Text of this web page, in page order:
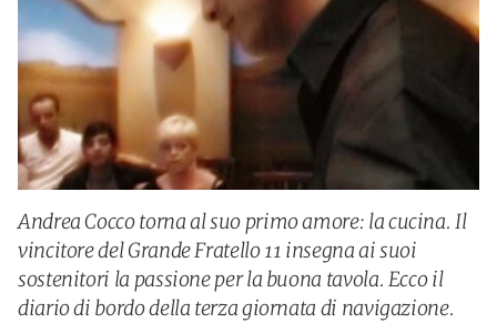
Andrea Cocco torna al suo primo amore: la cucina. Il
vincitore del Grande Fratello 11 insegna ai suoi
sostenitori la passione per la buona tavola. Ecco il
diario di bordo della terza giornata di navigazione.